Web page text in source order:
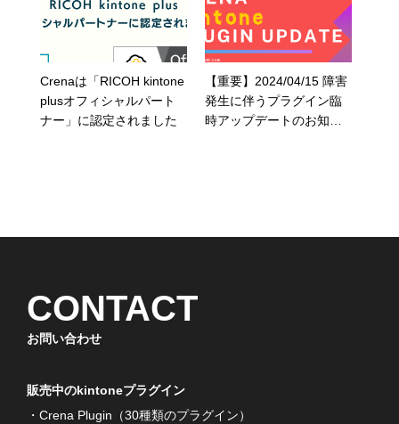
Crenaは「RICOH kintone
plusオフィシャルパート
ナー」に認定されました
【重要】2024/04/15 障害
発生に伴うプラグイン臨
時アップデートのお知ら
CONTACT
お問い合わせ
販売中のkintoneプラグイン
・Crena Plugin（30種類のプラグイン）